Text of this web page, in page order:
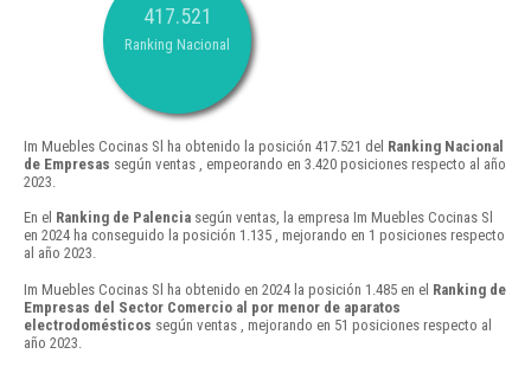
417.521
Ranking Nacional
Im Muebles Cocinas Sl ha obtenido la posición 417.521 del Ranking Nacional
de Empresas según ventas , empeorando en 3.420 posiciones respecto al año
2023.
En el Ranking de Palencia según ventas, la empresa Im Muebles Cocinas Sl
en 2024 ha conseguido la posición 1.135 , mejorando en 1 posiciones respecto
al año 2023.
Im Muebles Cocinas Sl ha obtenido en 2024 la posición 1.485 en el Ranking de
Empresas del Sector Comercio al por menor de aparatos
electrodomésticos según ventas , mejorando en 51 posiciones respecto al
año 2023.